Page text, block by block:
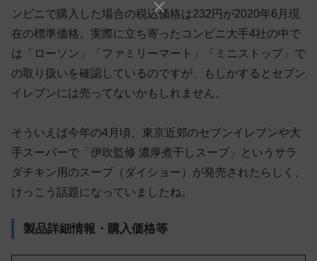
ンビニで購入した場合の税込価格は232円が2020年6月現
在の標準価格。実際に立ち寄ったコンビニ大手4社の中で
は「ローソン」「ファミリーマート」「ミニストップ」で
の取り扱いを確認しているのですが、もしかするとセブン
イレブンには売ってないかもしれません。
そういえば今年の4月頃、東京近郊のセブンイレブンや大
手スーパーで「伊吹監修 濃厚煮干しスープ」というサラ
ダチキン用のスープ（ダイショー）が発売されたらしく、
けっこう話題になっていましたね。
製品詳細情報・購入価格等